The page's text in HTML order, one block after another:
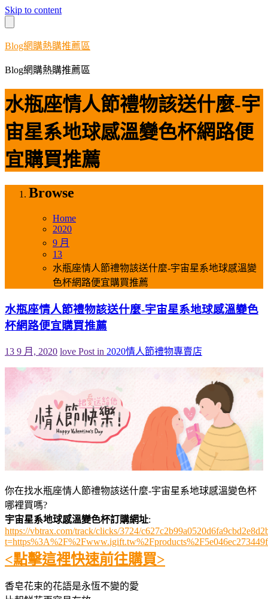
Skip to content
Blog網購熱購推薦區
Blog網購熱購推薦區
水瓶座情人節禮物該送什麼-宇
宙星系地球感溫變色杯網路便
宜購買推薦
Browse
Home
2020
9 月
13
水瓶座情人節禮物該送什麼-宇宙星系地球感溫變
色杯網路便宜購買推薦
水瓶座情人節禮物該送什麼-宇宙星系地球感溫變色
杯網路便宜購買推薦
13 9 月, 2020 love Post in 2020情人節禮物專賣店
你在找水瓶座情人節禮物該送什麼-宇宙星系地球感溫變色杯
哪裡買嗎?
宇宙星系地球感溫變色杯訂購網址:
https://vbtrax.com/track/clicks/3724/
<點擊這裡快速前往購買>
香皂花束的花語是永恆不變的愛